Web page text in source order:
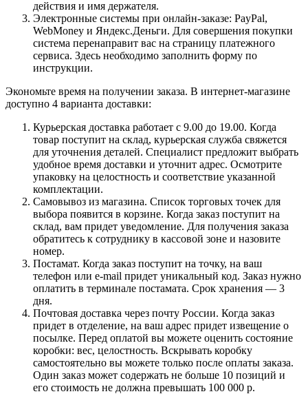
действия и имя держателя.
Электронные системы при онлайн-заказе: PayPal,
WebMoney и Яндекс.Деньги. Для совершения покупки
система перенаправит вас на страницу платежного
сервиса. Здесь необходимо заполнить форму по
инструкции.
Экономьте время на получении заказа. В интернет-магазине
доступно 4 варианта доставки:
Курьерская доставка работает с 9.00 до 19.00. Когда
товар поступит на склад, курьерская служба свяжется
для уточнения деталей. Специалист предложит выбрать
удобное время доставки и уточнит адрес. Осмотрите
упаковку на целостность и соответствие указанной
комплектации.
Самовывоз из магазина. Список торговых точек для
выбора появится в корзине. Когда заказ поступит на
склад, вам придет уведомление. Для получения заказа
обратитесь к сотруднику в кассовой зоне и назовите
номер.
Постамат. Когда заказ поступит на точку, на ваш
телефон или e-mail придет уникальный код. Заказ нужно
оплатить в терминале постамата. Срок хранения — 3
дня.
Почтовая доставка через почту России. Когда заказ
придет в отделение, на ваш адрес придет извещение о
посылке. Перед оплатой вы можете оценить состояние
коробки: вес, целостность. Вскрывать коробку
самостоятельно вы можете только после оплаты заказа.
Один заказ может содержать не больше 10 позиций и
его стоимость не должна превышать 100 000 р.